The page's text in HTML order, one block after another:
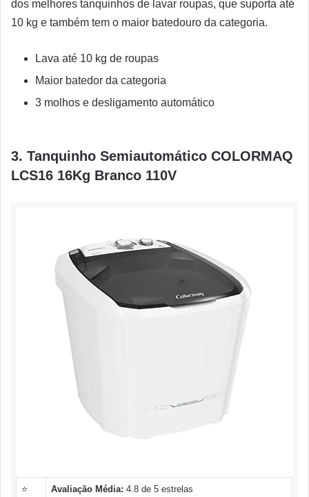
dos melhores tanquinhos de lavar roupas, que suporta até
10 kg e também tem o maior batedouro da categoria.
Lava até 10 kg de roupas
Maior batedor da categoria
3 molhos e desligamento automático
3. Tanquinho Semiautomático COLORMAQ
LCS16 16Kg Branco 110V
⭐ Avaliação Média: 4.8 de 5 estrelas